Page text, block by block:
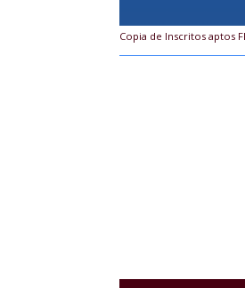
Copia de Inscritos aptos